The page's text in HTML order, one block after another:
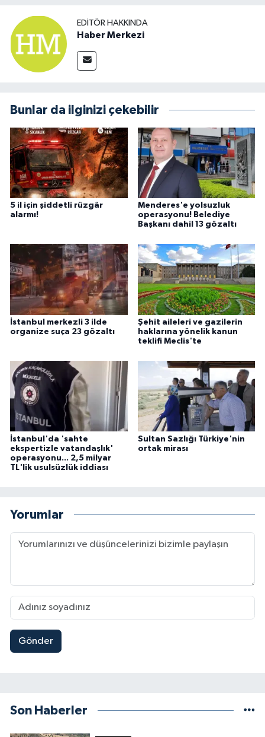
EDITÖR HAKKINDA
Haber Merkezi
Bunlar da ilginizi çekebilir
5 il için şiddetli rüzgâr
alarmı!
Menderes'e yolsuzluk
operasyonu! Belediye
Başkanı dahil 13 gözaltı
İstanbul merkezli 3 ilde
organize suça 23 gözaltı
Şehit aileleri ve gazilerin
haklarına yönelik kanun
teklifi Meclis'te
İstanbul'da 'sahte
ekspertizle vatandaşlık'
operasyonu... 2,5 milyar
TL'lik usulsüzlük iddiası
Sultan Sazlığı Türkiye'nin
ortak mirası
Yorumlar
Gönder
Son Haberler